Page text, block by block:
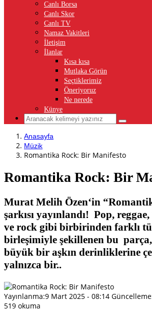
Canlı Borsa
Canlı Skor
Canlı TV
Namaz Vakitleri
İletişim
İlanlar
Kısa kısa
Mutlaka Görün
Seçtiklerimiz
Öneriyoruz
Ne nerede
Künye
Anasayfa
Müzik
Romantika Rock: Bir Manifesto
Romantika Rock: Bir
Murat Melih Özen‘in
şarkısı yayınlandı! Pop,
ve rock gibi birbirinden farklı
birleşimiyle şekillenen bu
büyük bir aşkın derinliklerine
yalnızca bir..
Yayınlanma:9 Mart 2025 - 08:14
519 okuma